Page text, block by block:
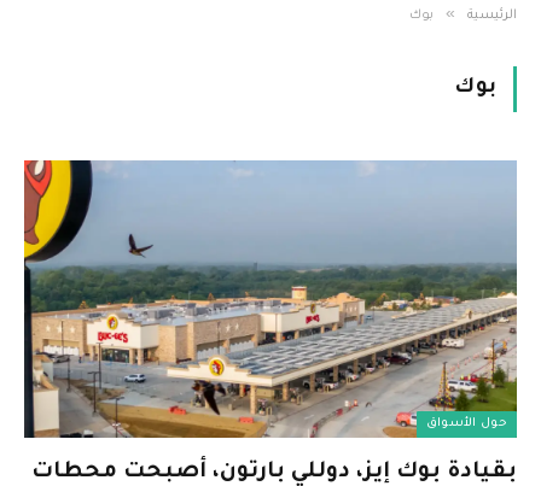
الرئيسية » بوك
بوك
حول الأسواق
بقيادة بوك إيز، دوللي بارتون، أصبحت محطات